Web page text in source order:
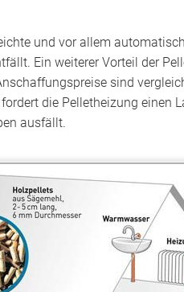
und vor allem
Ein weiterer Vorteil der
sind
die Pelletheizung einen
ausfällt.